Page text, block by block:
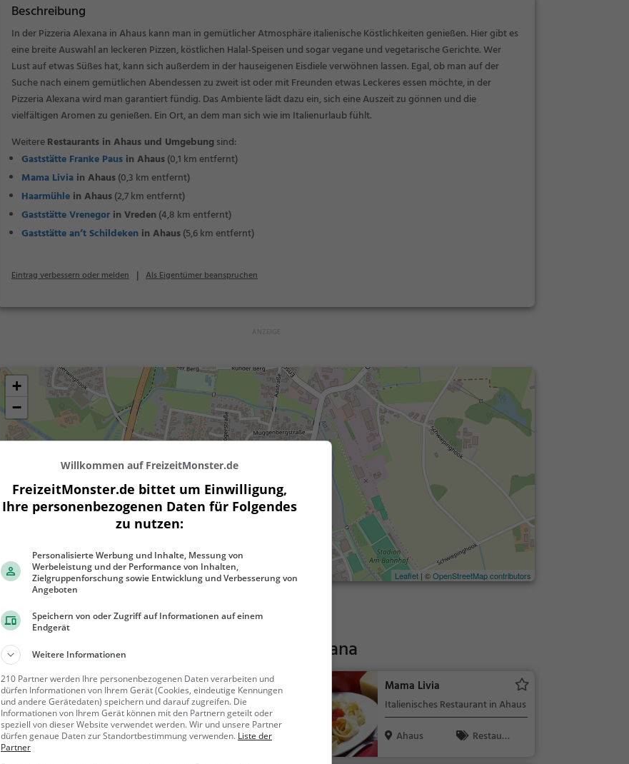
Beschreibung
In der Pizzeria Alexana in Ahaus kann man in gemütlicher Atmosphäre italienische Köstlichkeiten genießen. Hier gibt es
eine breite Auswahl an leckeren Pizzen, köstlichen Halal-Speisen und sogar vegane und vegetarische Gerichte. Wer
Lust auf etwas Süßes hat, kann sich außerdem in der hauseigenen Eisdiele verwöhnen lassen. Egal, ob man auf der
Suche nach einem gemütlichen Abendessen zu zweit ist oder mit Freunden etwas Leckeres essen möchte, in der
Pizzeria Alexana wird man garantiert fündig. Das Ambiente lädt dazu ein, sich eine Auszeit zu gönnen und die
vielfältigen Aromen zu genießen. Ein Ort, an dem man sich wie im Italienurlaub fühlt.
WeitereRestaurants in Ahaus und Umgebungsind:
Gaststätte Franke Paus in Ahaus(0,1 km entfernt)
Mama Livia in Ahaus(0,3 km entfernt)
Haarmühle in Ahaus(2,7 km entfernt)
Gaststätte Vrenegor in Vreden (4,8 km entfernt)
Gaststätte an’t Schildeken in Ahaus(5,6 km entfernt)
Eintrag verbessern oder melden | Als Eigentümer beanspruchen
+
−
200 m
500 ft
Leaflet | ©OpenStreetMap contributors
Gaststätten in der Nähe von Pizzeria Alexana
Gaststätte Franke Paus
Restaurant in Ahaus
Ahaus
Restaura
Mama Livia
Italienisches Restaurant in Ahaus
Ahaus
Restaura
Willkommen auf FreizeitMonster.de
FreizeitMonster.de bittet um Einwilligung,
Ihre personenbezogenen Daten für Folgendes
zu nutzen:
Personalisierte Werbung und Inhalte, Messung von
Werbeleistung und der Performance von Inhalten,
Zielgruppenforschung sowie Entwicklung und Verbesserung von
Angeboten
Speichern von oder Zugriff auf Informationen auf einem
Endgerät
Weitere Informationen
210 Partner werden Ihre personenbezogenen Daten verarbeiten und
dürfen Informationen von Ihrem Gerät (Cookies, eindeutige Kennungen
und andere Gerätedaten) speichern und darauf zugreifen. Die
Informationen von Ihrem Gerät können mit den Partnern geteilt oder
speziell von dieser Website verwendet werden. Wir und unsere Partner
dürfen genaue Daten zur Standortbestimmung verwenden. Liste der
Partner